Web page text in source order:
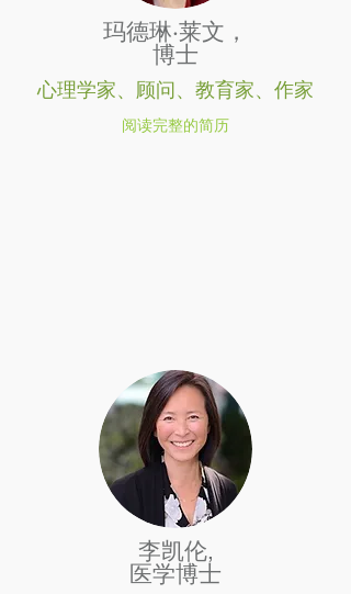
玛德琳·莱文，
博士
心理学家、顾问、教育家、作家
阅读完整的简历
李凯伦,
医学博士